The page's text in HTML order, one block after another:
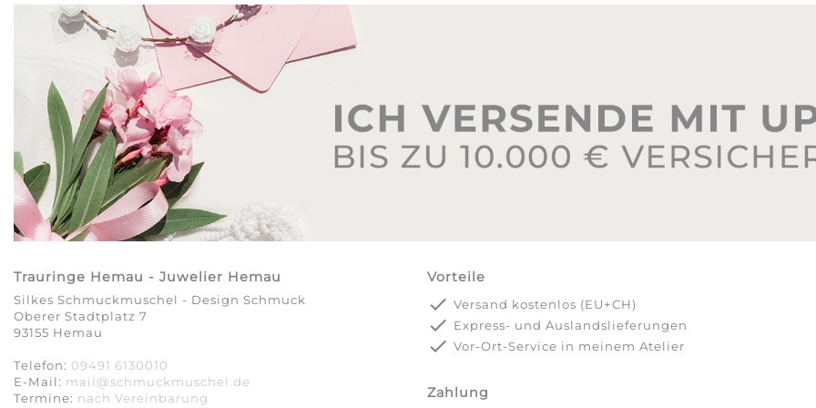
Trauringe Hemau - Juwelier Hemau
Silkes Schmuckmuschel - Design Schmuck
Oberer Stadtplatz 7
93155 Hemau
Telefon: 09491 6130010
E-Mail: mail@schmuckmuschel.de
Termine: nach Vereinbarung​​​​​​​
Vorteile
done Versand kostenlos (EU+CH)
done Express- und Auslandslieferungen
done Vor-Ort-Service in meinem Atelier
Zahlung